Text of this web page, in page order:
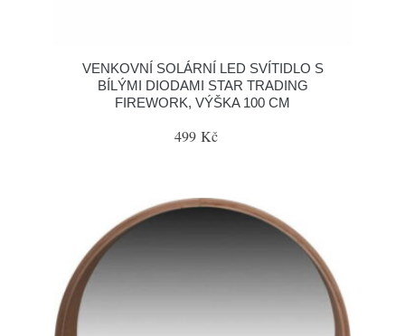
VENKOVNÍ SOLÁRNÍ LED SVÍTIDLO S
BÍLÝMI DIODAMI STAR TRADING
FIREWORK, VÝŠKA 100 CM
499 Kč